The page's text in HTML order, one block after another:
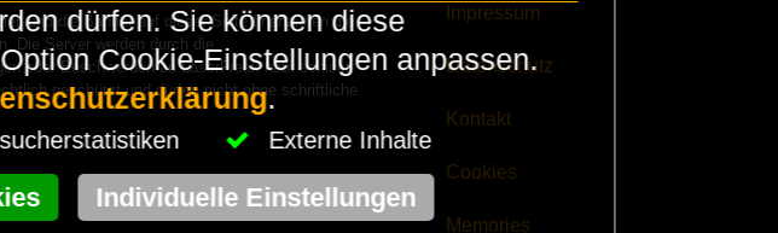
und die Banner auf dieser Seite finanzieren die
Die Server werden durch die
oder Beschwerden zu LaserFreak habt schickt
geschützt und dürfen nicht ohne schriftliche
Impressum
Datenschutz
Kontakt
Cookies
Memories
dürfen. Sie können diese
Cookie-Einstellungen anpassen.
.
Externe Inhalte
Individuelle Einstellungen